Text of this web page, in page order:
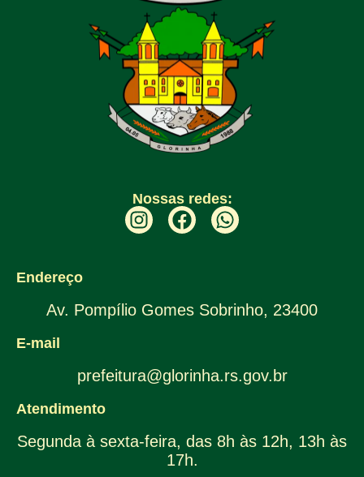
Nossas redes:
Endereço
Av. Pompílio Gomes Sobrinho, 23400
E-mail
prefeitura@glorinha.rs.gov.br
Atendimento
Segunda à sexta-feira, das 8h às 12h, 13h às
17h.